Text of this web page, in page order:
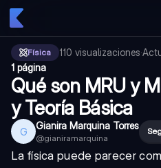
Física 110 visualizaciones·
1 página
Qué son MRU y
y Teoría Básica
G Gianira Marquina Torres
@gianiramarquina
La física puede parecer